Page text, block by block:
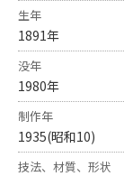
生年
1891年
没年
1980年
制作年
1935(昭和10)
技法、材質、形状